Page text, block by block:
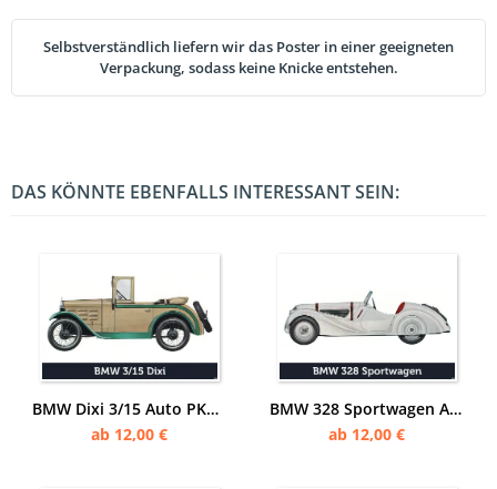
Selbstverständlich liefern wir das Poster in einer geeigneten
Verpackung, sodass keine Knicke entstehen.
DAS KÖNNTE EBENFALLS INTERESSANT SEIN:
BMW Dixi 3/15 Auto PKW Wagen Poster Plakat
ab 12,00 €
BMW 328 Sportwagen Auto PKW Wagen Poster Plakat
ab 12,00 €